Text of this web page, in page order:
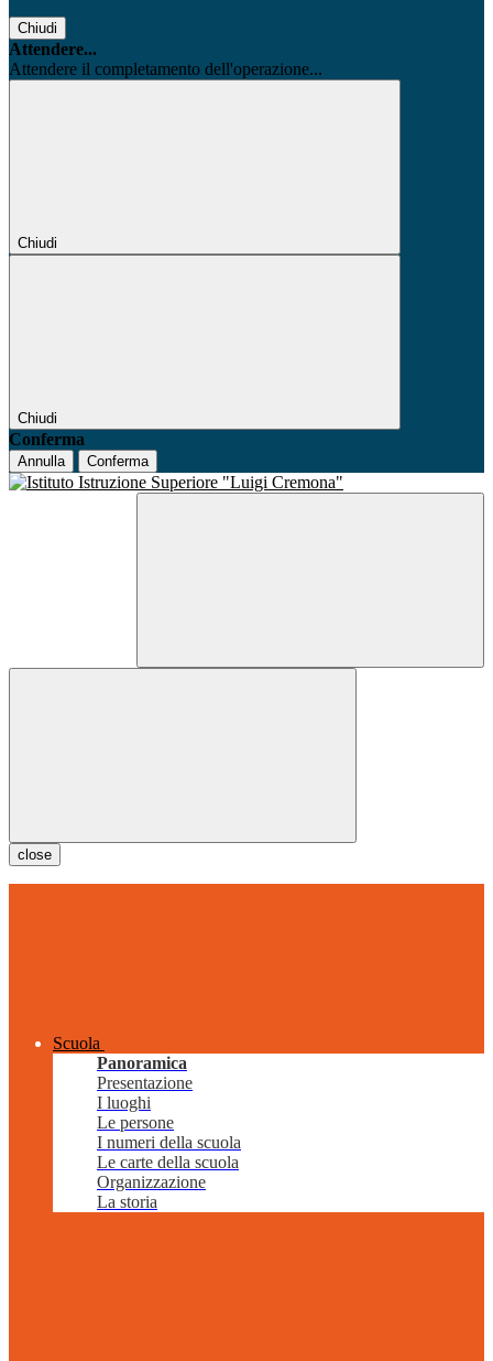
Chiudi
Attendere...
Attendere il completamento dell'operazione...
Chiudi
Chiudi
Conferma
Annulla Conferma
close
Scuola
Panoramica
Presentazione
I luoghi
Le persone
I numeri della scuola
Le carte della scuola
Organizzazione
La storia